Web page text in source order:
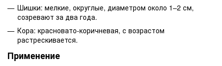
Шишки: мелкие, округлые, диаметром около 1–2 см,
созревают за два года.
Кора: красновато-коричневая, с возрастом
растрескивается.
Применение